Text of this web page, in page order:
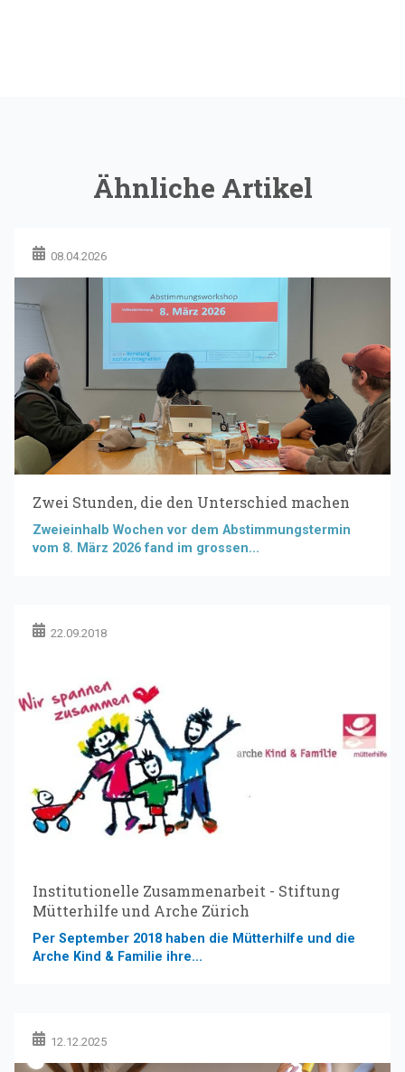
Ähnliche Artikel
08.04.2026
Zwei Stunden, die den Unterschied machen
Zweieinhalb Wochen vor dem Abstimmungstermin
vom 8. März 2026 fand im grossen...
22.09.2018
Institutionelle Zusammenarbeit - Stiftung
Mütterhilfe und Arche Zürich
Per September 2018 haben die Mütterhilfe und die
Arche Kind & Familie ihre...
12.12.2025